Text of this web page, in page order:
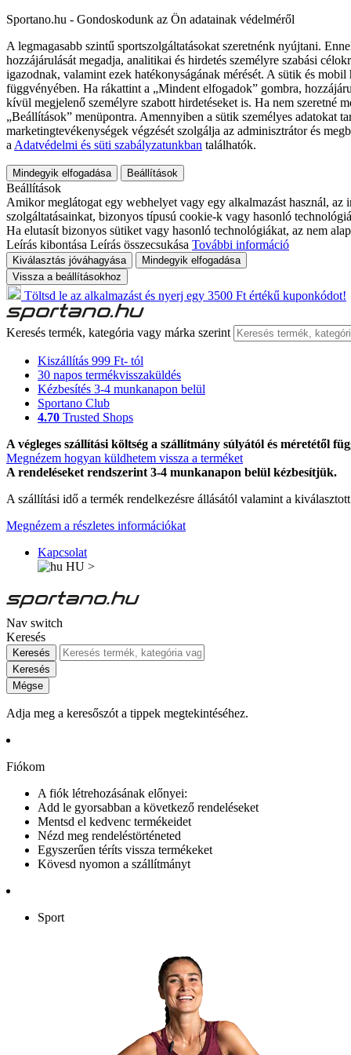
Sportano.hu - Gondoskodunk az Ön adatainak védelméről
A legmagasabb szintű sportszolgáltatásokat szeretnénk nyújtani.
hozzájárulását megadja, analitikai és hirdetés személyre szabási
igazodnak, valamint ezek hatékonyságának mérését. A sütik és
függvényében. Ha rákattint a „Mindent elfogadok” gombra,
kívül megjelenő személyre szabott hirdetéseket is. Ha nem szeretné
„Beállítások” menüpontra. Amennyiben a sütik személyes adatokat
marketingtevékenységek végzését szolgálja az adminisztrátor és
a Adatvédelmi és süti szabályzatunkban találhatók.
Mindegyik elfogadása Beállítások
Beállítások
Amikor meglátogat egy webhelyet vagy egy alkalmazást használ,
szolgáltatásainkat, bizonyos típusú cookie-k vagy hasonló
Ha elutasít bizonyos sütiket vagy hasonló technológiákat, az nem
Leírás kibontása Leírás összecsukása További információ
Kiválasztás jóváhagyása
Mindegyik elfogadása
Vissza a beállításokhoz
Töltsd le az alkalmazást és nyerj egy 3500 Ft értékű kuponkódot!
Keresés termék, kategória vagy márka szerint
Kiszállítás 999 Ft- tól
30 napos termékvisszaküldés
Kézbesítés 3-4 munkanapon belül
Sportano Club
4.70 Trusted Shops
A végleges szállítási költség a szállítmány súlyától és méretétől
Megnézem hogyan küldhetem vissza a terméket
A rendeléseket rendszerint 3-4 munkanapon belül kézbesítjük.
A szállítási idő a termék rendelkezésre állásától valamint a
Megnézem a részletes információkat
Kapcsolat
HU >
Nav switch
Keresés
Keresés
Keresés
Mégse
Adja meg a keresőszót a tippek megtekintéséhez.
Fiókom
A fiók létrehozásának előnyei:
Add le gyorsabban a következő rendeléseket
Mentsd el kedvenc termékeidet
Nézd meg rendeléstörténeted
Egyszerűen téríts vissza termékeket
Kövesd nyomon a szállítmányt
Sport